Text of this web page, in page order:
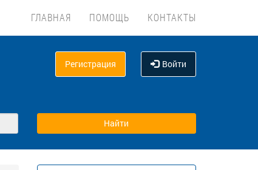
ГЛАВНАЯ ПОМОЩЬ КОНТАКТЫ
Регистрация Войти